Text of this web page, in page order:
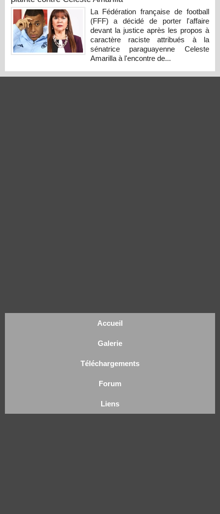
La Fédération française de football
(FFF) a décidé de porter l'affaire
devant la justice après les propos à
caractère raciste attribués à la
sénatrice paraguayenne Celeste
Amarilla à l'encontre de...
Accueil
Galerie
Téléchargements
Forum
Liens